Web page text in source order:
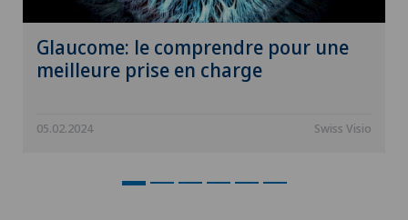
Glaucome: le comprendre pour une
meilleure prise en charge
05.02.2024 Swiss Visio